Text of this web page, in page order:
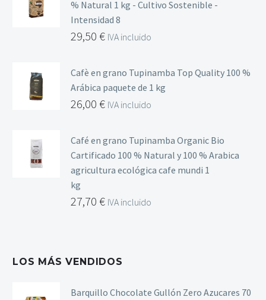
% Natural 1 kg - Cultivo Sostenible -
Intensidad 8
29,50 € IVA incluido
Cafè en grano Tupinamba Top Quality 100 %
Arábica paquete de 1 kg
26,00 € IVA incluido
Café en grano Tupinamba Organic Bio
Cartificado 100 % Natural y 100 % Arabica
agricultura ecológica cafe mundi 1
kg
27,70 € IVA incluido
LOS MÁS VENDIDOS
Barquillo Chocolate Gullón Zero Azucares 70